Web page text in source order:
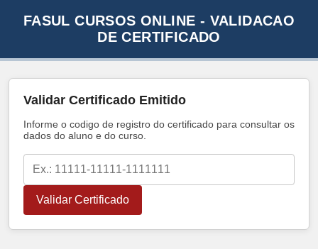
FASUL CURSOS ONLINE - VALIDACAO
DE CERTIFICADO
Validar Certificado Emitido
Informe o codigo de registro do certificado para consultar os
dados do aluno e do curso.
Validar Certificado